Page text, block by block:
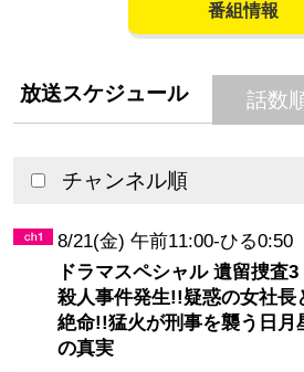
番組情報
放送スケジュール 話数
チャンネル順
8/21(金) 午前11:00-ひる0:50
ドラマスペシャル 遺留捜査
殺人事件発生!!疑惑の女社長
絶命!!猛火が刑事を襲う日月
の真実